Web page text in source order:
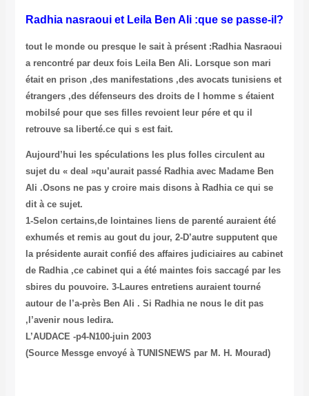
Radhia nasraoui et Leila Ben Ali :que se passe-il?
tout le monde ou presque le sait à présent :Radhia Nasraoui
a rencontré par deux fois Leila Ben Ali. Lorsque son mari
était en prison ,des manifestations ,des avocats tunisiens et
étrangers ,des défenseurs des droits de l homme s étaient
mobilsé pour que ses filles revoient leur pére et qu il
retrouve sa liberté.ce qui s est fait.
Aujourd’hui les spéculations les plus folles circulent au
sujet du « deal »qu’aurait passé Radhia avec Madame Ben
Ali .Osons ne pas y croire mais disons à Radhia ce qui se
dit à ce sujet.
1-Selon certains,de lointaines liens de parenté auraient été
exhumés et remis au gout du jour, 2-D’autre supputent que
la présidente aurait confié des affaires judiciaires au cabinet
de Radhia ,ce cabinet qui a été maintes fois saccagé par les
sbires du pouvoire. 3-Laures entretiens auraient tourné
autour de l’a-près Ben Ali . Si Radhia ne nous le dit pas
,l’avenir nous ledira.
L’AUDACE -p4-N100-juin 2003
(Source Messge envoyé à TUNISNEWS par M. H. Mourad)